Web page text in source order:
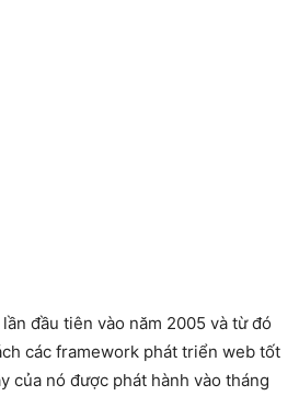
đầu tiên vào năm 2005 và từ đó
các framework phát triển web tốt
của nó được phát hành vào tháng